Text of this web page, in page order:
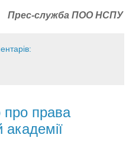
Прес-служба ПОО НСПУ
про права